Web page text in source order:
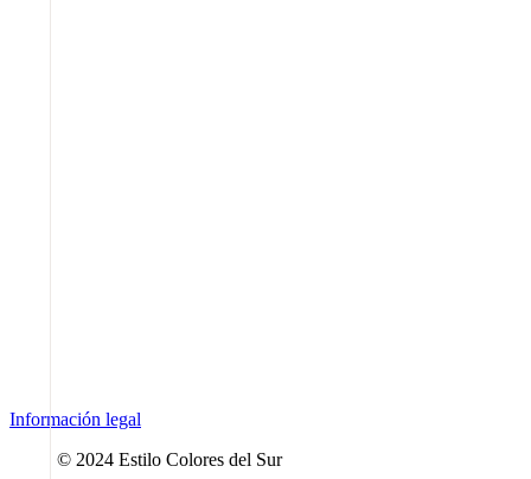
Información legal
© 2024 Estilo Colores del Sur